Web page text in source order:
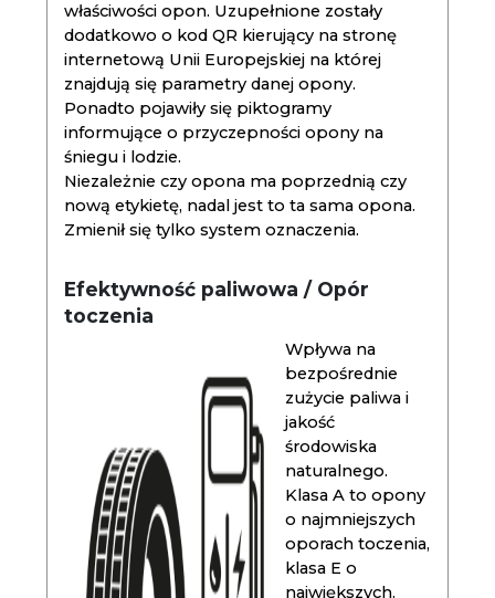
właściwości opon. Uzupełnione zostały
dodatkowo o kod QR kierujący na stronę
internetową Unii Europejskiej na której
znajdują się parametry danej opony.
Ponadto pojawiły się piktogramy
informujące o przyczepności opony na
śniegu i lodzie.
Niezależnie czy opona ma poprzednią czy
nową etykietę, nadal jest to ta sama opona.
Zmienił się tylko system oznaczenia.
Efektywność paliwowa / Opór
toczenia
Wpływa na
bezpośrednie
zużycie paliwa i
jakość
środowiska
naturalnego.
Klasa A to opony
o najmniejszych
oporach toczenia,
klasa E o
największych.